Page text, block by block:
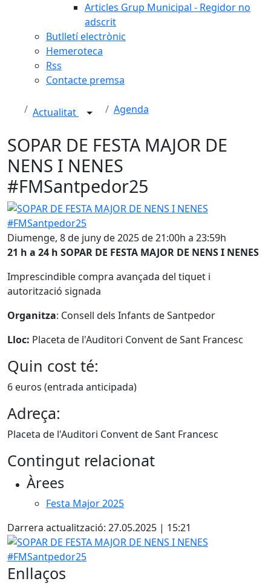
Articles Grup Municipal - Regidor no
adscrit
Butlletí electrònic
Hemeroteca
Rss
Contacte premsa
Actualitat Agenda
SOPAR DE FESTA MAJOR DE
NENS I NENES
#FMSantpedor25
SOPAR DE FESTA MAJOR DE NENS I NENES
Diumenge, 8 de juny de 2025 de 21:00h a 23:59h
21 h a 24 h SOPAR DE FESTA MAJOR DE NENS I NENES
Imprescindible compra avançada del tiquet i
autorització signada
Organitza: Consell dels Infants de Santpedor
Lloc: Placeta de l'Auditori Convent de Sant Francesc
Quin cost té:
6 euros (entrada anticipada)
Adreça:
Placeta de l'Auditori Convent de Sant Francesc
Contingut relacionat
Àrees
Festa Major 2025
Darrera actualització: 27.05.2025 | 15:21
SOPAR DE FESTA MAJOR DE NENS I NENES
Enllaços